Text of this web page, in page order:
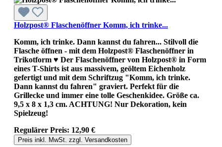
Holzpost® Flaschenöffner Komm, ich trinke...
Komm, ich trinke. Dann kannst du fahren... Stilvoll die
Flasche öffnen - mit dem Holzpost® Flaschenöffner in
Trikotform ♥ Der Flaschenöffner von Holzpost® in Form
eines T-Shirts ist aus massivem, geöltem Eichenholz
gefertigt und mit dem Schriftzug "Komm, ich trinke.
Dann kannst du fahren" graviert. Perfekt für die
Grillecke und immer eine tolle Geschenkidee. Größe ca.
9,5 x 8 x 1,3 cm. ACHTUNG! Nur Dekoration, kein
Spielzeug!
Regulärer Preis: 12,90 €
Preis inkl. MwSt. zzgl. Versandkosten